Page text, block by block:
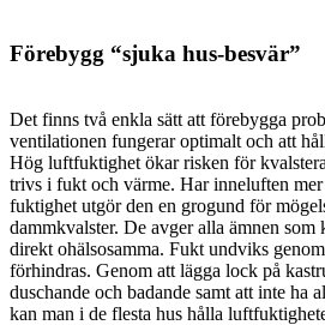
Förebygg “sjuka hus-besvär”
Det finns två enkla sätt att förebygga
ventilationen fungerar optimalt och att
Hög luftfuktighet ökar risken för
trivs i fukt och värme. Har inneluften
fuktighet utgör den en grogund för
dammkvalster. De avger alla ämnen som
direkt ohälsosamma. Fukt undviks
förhindras. Genom att lägga lock på
duschande och badande samt att inte ha
kan man i de flesta hus hålla